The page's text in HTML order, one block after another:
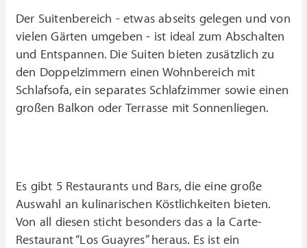
Der Suitenbereich - etwas abseits gelegen und von
vielen Gärten umgeben - ist ideal zum Abschalten
und Entspannen. Die Suiten bieten zusätzlich zu
den Doppelzimmern einen Wohnbereich mit
Schlafsofa, ein separates Schlafzimmer sowie einen
großen Balkon oder Terrasse mit Sonnenliegen.
Es gibt 5 Restaurants und Bars, die eine große
Auswahl an kulinarischen Köstlichkeiten bieten.
Von all diesen sticht besonders das a la Carte-
Restaurant “Los Guayres” heraus. Es ist ein